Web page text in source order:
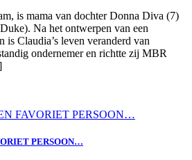
is mama van dochter Donna Diva (7)
Na het ontwerpen van een
is Claudia’s leven veranderd van
ondernemer en richtte zij MBR
PERSOON…